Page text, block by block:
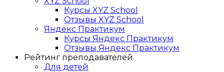
Курсы XYZ School
Отзывы XYZ School
Яндекс Практикум
Курсы Яндекс Практикум
Отзывы Яндекс Практикум
Рейтинг преподавателей
Для детей